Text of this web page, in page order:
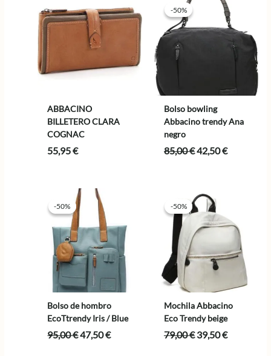
ABBACINO
BILLETERO CLARA
COGNAC
55,95€
-50%
-50%
Bolso bowling
Abbacino trendy Ana
negro
85,00€El
85,00 €.
42,50€El
-50%
-50%
Bolso de hombro
EcoTtrendy Iris / Blue
95,00€El
47,50€El
-50%
-50%
Mochila Abbacino
Eco Trendy beige
79,00€ El
39,50€El